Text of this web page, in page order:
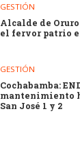
GESTIÓN
Alcalde de
el fervor patrio
GESTIÓN
Cochabamba:
mantenimiento
San José 1 y 2